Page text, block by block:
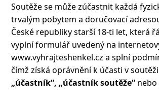
Soutěže se může zúčastnit každá
trvalým pobytem a doručovací
České republiky starší 18-ti let, která
vyplní formulář uvedený na
www.vyhrajteshenkel.cz a splní
čímž získá oprávnění k účasti v
„účastník“, „účastník soutěže“ nebo